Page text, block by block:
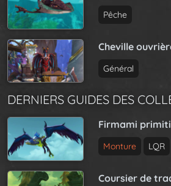
Pêche
Cheville
Général
DERNIERS GUIDES DES
Firmami
Monture LQR
Coursier de